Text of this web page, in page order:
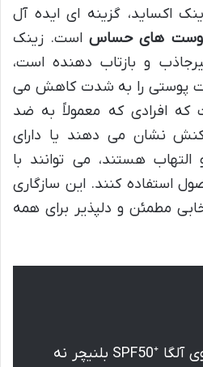
اکساید، گزینه ای ایده آل
های حساساست. زینک
و بازتاب دهنده است،
پوستی را به شدت کاهش می
افرادی که معمولاً به ضد
نشان می دهند یا دارای
هستند، می توانند با
استفاده کنند. این سازگاری
مطمئن و دلپذیر برای همه
«کرم ضد آفتاب قوی آلگا ⁺SPF50 بلنیچر نه